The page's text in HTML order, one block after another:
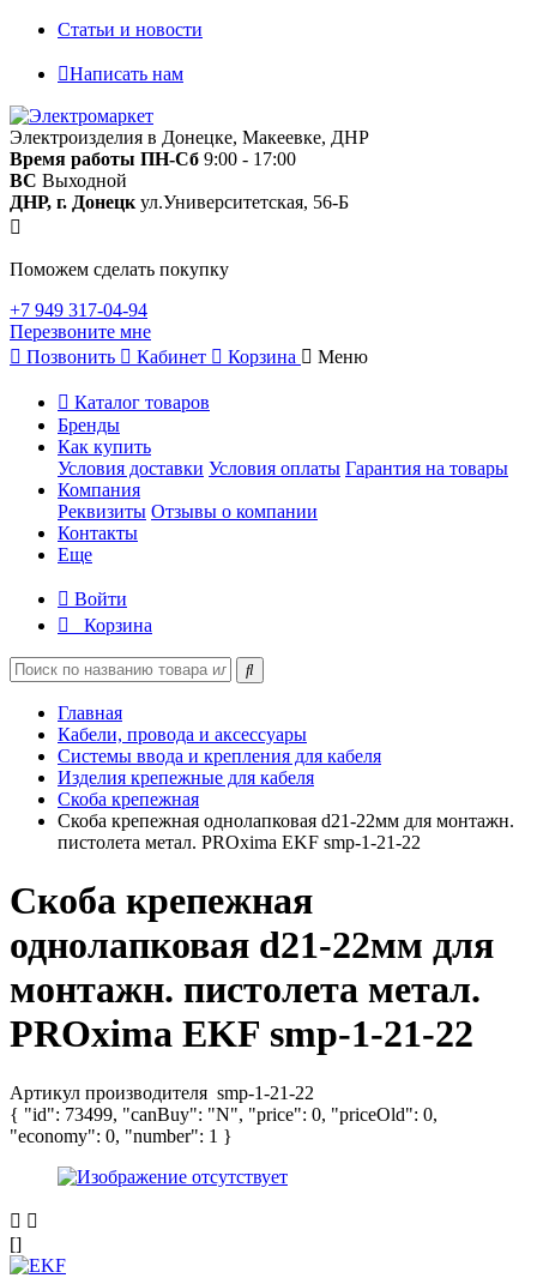
Статьи и новости
Написать нам
Электроизделия в Донецке, Макеевке, ДНР
Время работы ПН-Сб 9:00 - 17:00
ВС Выходной
ДНР, г. Донецк ул.Университетская, 56-Б
Поможем сделать покупку
+7 949 317-04-94
Перезвоните мне
Позвонить
Кабинет Корзина Меню
Каталог товаров
Бренды
Как купить
Условия доставки Условия оплаты Гарантия на товары
Компания
Реквизиты Отзывы о компании
Контакты
Еще
Войти
Корзина
Главная
Кабели, провода и аксессуары
Системы ввода и крепления для кабеля
Изделия крепежные для кабеля
Скоба крепежная
Скоба крепежная однолапковая d21-22мм для монтажн.
пистолета метал. PROxima EKF smp-1-21-22
Скоба крепежная
однолапковая d21-22мм для
монтажн. пистолета метал.
PROxima EKF smp-1-21-22
Артикул производителя smp-1-21-22
{ "id": 73499, "canBuy": "N", "price": 0, "priceOld": 0,
"economy": 0, "number": 1 }
[]